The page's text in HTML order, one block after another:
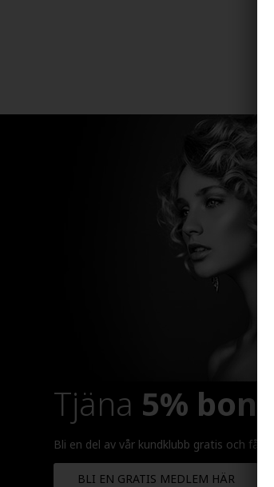
Tjäna 5%
Bli en del av vår kundklubb gratis och få
BLI EN GRATIS MEDLEM HÄR